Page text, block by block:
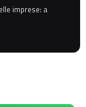
imprese: a